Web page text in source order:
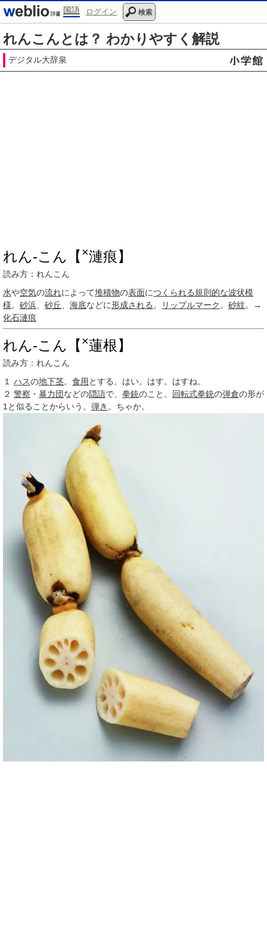
国語 ログイン 検索
れんこんとは？ わかりやすく解説
デジタル大辞泉
れん‐こん【 ×漣痕】
読み方：れんこん
水や空気の流れによって堆積物の表面につくられる規則的な波状模
様。 砂浜 砂丘 海底などに形成される 。 リップルマーク 。 砂紋。→
化石漣痕
れん‐こん【 ×蓮根】
読み方：れんこん
１
ハスの地下茎。 食用 とする。はい。はす。はすね。
２ 警察 ・ 暴力団などの隠語で、 拳銃のこと。 回転式拳銃の弾倉の形が
1 と似ることからいう。 弾き 。ちゃか。